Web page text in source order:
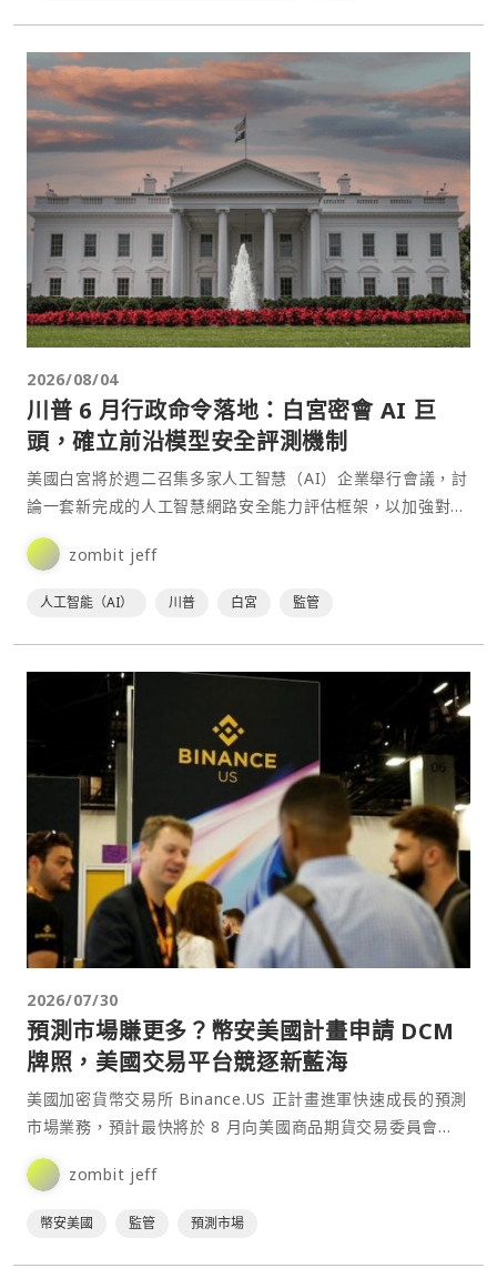
2026/08/04
川普 6 月行政命令落地：白宮密會 AI 巨
頭，確立前沿模型安全評測機制
美國白宮將於週二召集多家人工智慧（AI）企業舉行會議，討
論一套新完成的人工智慧網路安全能力評估框架，以加強對最
先進AI模型潛在風險的監測與管理。⋯
zombit jeff
人工智能（AI） 川普 白宮 監管
2026/07/30
預測市場賺更多？幣安美國計畫申請 DCM
牌照，美國交易平台競逐新藍海
美國加密貨幣交易所 Binance.US 正計畫進軍快速成長的預測
市場業務，預計最快將於 8 月向美國商品期貨交易委員會
（CFTC）申請指定合約市場（DCM）牌照，⋯
zombit jeff
幣安美國 監管 預測市場